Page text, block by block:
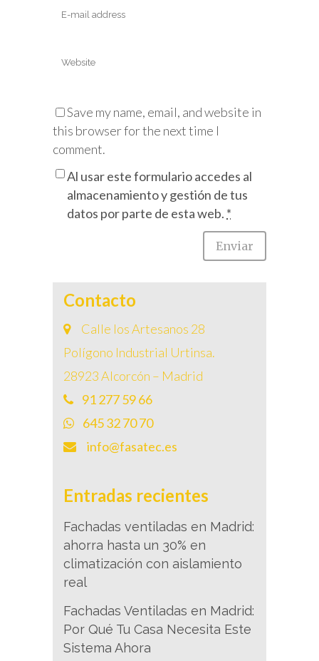
Save my name, email, and website in
this browser for the next time I
comment.
Al usar este formulario accedes al
almacenamiento y gestión de tus
datos por parte de esta web. *
Contacto
Calle los Artesanos 28
Polígono Industrial Urtinsa.
28923 Alcorcón – Madrid
91 277 59 66
645 32 70 70
info@fasatec.es
Entradas recientes
Fachadas ventiladas en Madrid:
ahorra hasta un 30% en
climatización con aislamiento
real
Fachadas Ventiladas en Madrid:
Por Qué Tu Casa Necesita Este
Sistema Ahora